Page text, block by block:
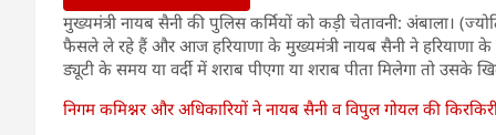
मुख्यमंत्री नायब सैनी की पुलिस कर्मियों को कड़ी चेतावनी: अंबाला।
फैसले ले रहे हैं और आज हरियाणा के मुख्यमंत्री नायब सैनी ने हरियाणा के
ड्यूटी के समय या वर्दी में शराब पीएगा या शराब पीता मिलेगा तो उसके
निगम कमिश्नर और अधिकारियों ने नायब सैनी व विपुल गोयल की